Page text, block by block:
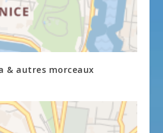
& autres morceaux